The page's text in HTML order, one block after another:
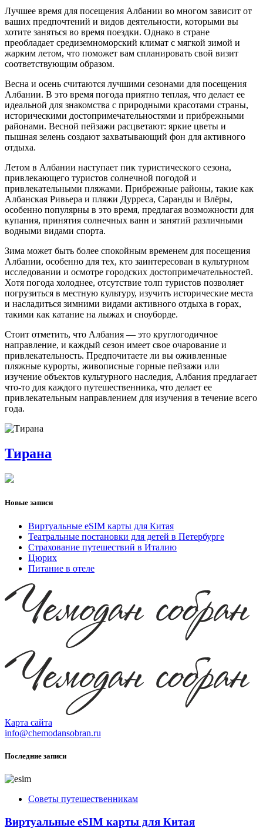
Лучшее время для посещения Албании во многом зависит от
ваших предпочтений и видов деятельности, которыми вы
хотите заняться во время поездки. Однако в стране
преобладает средиземноморский климат с мягкой зимой и
жарким летом, что поможет вам спланировать свой визит
соответствующим образом.
Весна и осень считаются лучшими сезонами для посещения
Албании. В это время погода приятно теплая, что делает ее
идеальной для знакомства с природными красотами страны,
историческими достопримечательностями и прибрежными
районами. Весной пейзажи расцветают: яркие цветы и
пышная зелень создают захватывающий фон для активного
отдыха.
Летом в Албании наступает пик туристического сезона,
привлекающего туристов солнечной погодой и
привлекательными пляжами. Прибрежные районы, такие как
Албанская Ривьера и пляжи Дурреса, Саранды и Влёры,
особенно популярны в это время, предлагая возможности для
купания, принятия солнечных ванн и занятий различными
водными видами спорта.
Зима может быть более спокойным временем для посещения
Албании, особенно для тех, кто заинтересован в культурном
исследовании и осмотре городских достопримечательностей.
Хотя погода холоднее, отсутствие толп туристов позволяет
погрузиться в местную культуру, изучить исторические места
и насладиться зимними видами активного отдыха в горах,
такими как катание на лыжах и сноуборде.
Стоит отметить, что Албания — это круглогодичное
направление, и каждый сезон имеет свое очарование и
привлекательность. Предпочитаете ли вы оживленные
пляжные курорты, живописные горные пейзажи или
изучение объектов культурного наследия, Албания предлагает
что-то для каждого путешественника, что делает ее
привлекательным направлением для изучения в течение всего
года.
Тирана
Новые записи
Виртуальные eSIM карты для Китая
Театральные постановки для детей в Петербурге
Страхование путешествий в Италию
Цюрих
Питание в отеле
Карта сайта
info@chemodansobran.ru
Последние записи
Советы путешественникам
Виртуальные eSIM карты для Китая